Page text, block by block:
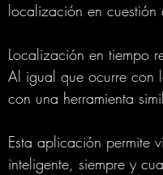
localización en cuestión
Localización en tiempo
Al igual que ocurre con
con una herramienta
Esta aplicación permite
inteligente, siempre y